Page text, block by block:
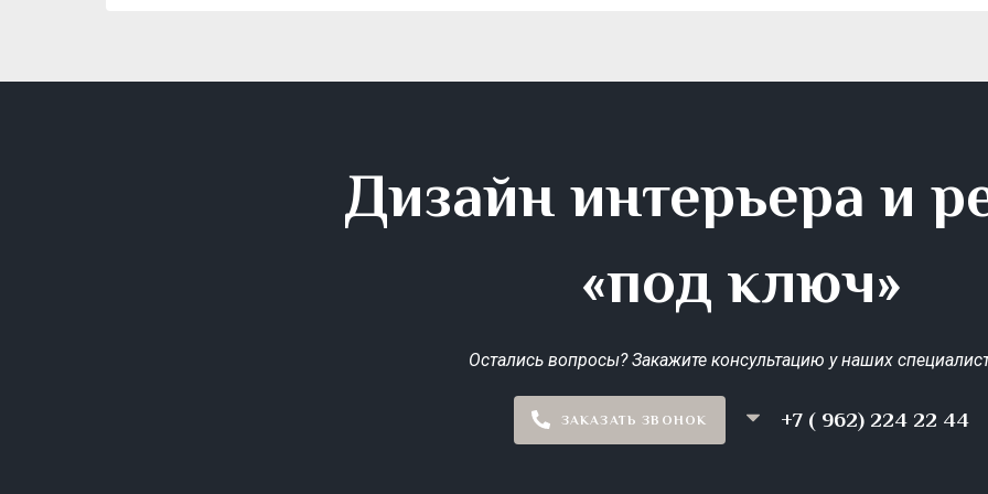
Дизайн интерьера и
«под ключ»
Остались вопросы? Закажите консультацию у наших
ЗАКАЗАТЬ ЗВОНОК +7 ( 962) 224 22 44